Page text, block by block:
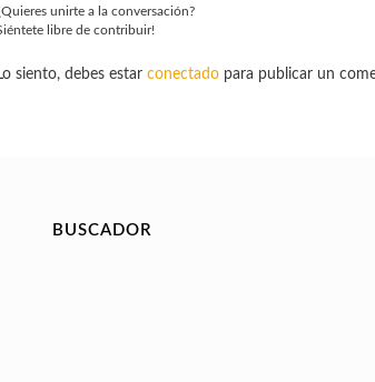
unirte a la conversación?
libre de contribuir!
Lo siento, debes estar conectadopara publicar un
BUSCADOR